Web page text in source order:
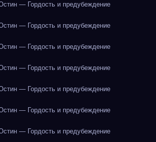
— Гордость и предубеждение
— Гордость и предубеждение
— Гордость и предубеждение
— Гордость и предубеждение
— Гордость и предубеждение
— Гордость и предубеждение
— Гордость и предубеждение